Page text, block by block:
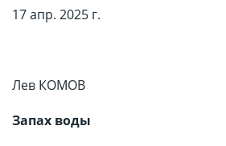
17 апр. 2025 г.
Лев КОМОВ
Запах воды